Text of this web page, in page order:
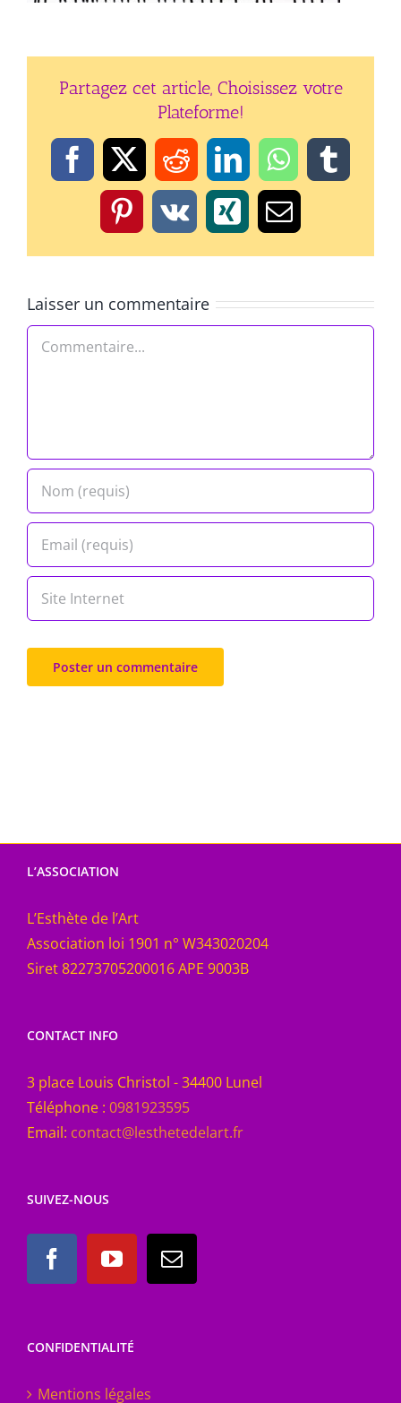
Partagez cet article, Choisissez votre
Plateforme!
Facebook
X RedditLinkedInWhatsApp
Pinterest
Vk XingEmail
Laisser un commentaire
Commentaire
L’ASSOCIATION
L’Esthète de l’Art
Association loi 1901 n° W343020204
Siret 82273705200016 APE 9003B
CONTACT INFO
3 place Louis Christol - 34400 Lunel
Téléphone : 0981923595
Email: contact@lesthetedelart.fr
SUIVEZ-NOUS
CONFIDENTIALITÉ
Mentions légales